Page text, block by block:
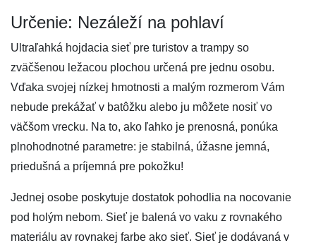
Určenie: Nezáleží na pohlaví
Ultraľahká hojdacia sieť pre turistov a trampy so
zväčšenou ležacou plochou určená pre jednu osobu.
Vďaka svojej nízkej hmotnosti a malým rozmerom Vám
nebude prekážať v batôžku alebo ju môžete nosiť vo
väčšom vrecku. Na to, ako ľahko je prenosná, ponúka
plnohodnotné parametre: je stabilná, úžasne jemná,
priedušná a príjemná pre pokožku!
Jednej osobe poskytuje dostatok pohodlia na nocovanie
pod holým nebom. Sieť je balená vo vaku z rovnakého
materiálu av rovnakej farbe ako sieť. Sieť je dodávaná v